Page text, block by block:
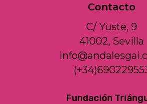
Contacto
C/ Yuste, 9
41002, Sevilla
Fundación